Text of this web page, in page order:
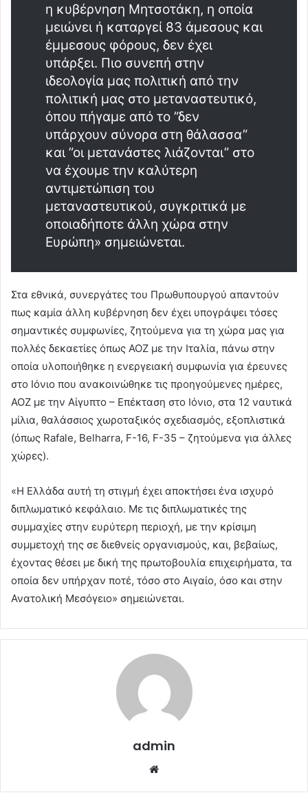
η κυβέρνηση Μητσοτάκη, η οποία
μειώνει ή καταργεί 83 άμεσους και
έμμεσους φόρους, δεν έχει
υπάρξει. Πιο συνεπή στην
ιδεολογία μας πολιτική από την
πολιτική μας στο μεταναστευτικό,
όπου πήγαμε από το ”δεν
υπάρχουν σύνορα στη θάλασσα”
και ”οι μετανάστες λιάζονται” στο
να έχουμε την καλύτερη
αντιμετώπιση του
μεταναστευτικού, συγκριτικά με
οποιαδήποτε άλλη χώρα στην
Ευρώπη» σημειώνεται.
Στα εθνικά, συνεργάτες του Πρωθυπουργού απαντούν
πως καμία άλλη κυβέρνηση δεν έχει υπογράψει τόσες
σημαντικές συμφωνίες, ζητούμενα για τη χώρα μας για
πολλές δεκαετίες όπως ΑΟΖ με την Ιταλία, πάνω στην
οποία υλοποιήθηκε η ενεργειακή συμφωνία για έρευνες
στο Ιόνιο που ανακοινώθηκε τις προηγούμενες ημέρες,
ΑΟΖ με την Αίγυπτο – Επέκταση στο Ιόνιο, στα 12 ναυτικά
μίλια, θαλάσσιος χωροταξικός σχεδιασμός, εξοπλιστικά
(όπως Rafale, Belharra, F-16, F-35 – ζητούμενα για άλλες
χώρες).
«Η Ελλάδα αυτή τη στιγμή έχει αποκτήσει ένα ισχυρό
διπλωματικό κεφάλαιο. Με τις διπλωματικές της
συμμαχίες στην ευρύτερη περιοχή, με την κρίσιμη
συμμετοχή της σε διεθνείς οργανισμούς, και, βεβαίως,
έχοντας θέσει με δική της πρωτοβουλία επιχειρήματα, τα
οποία δεν υπήρχαν ποτέ, τόσο στο Αιγαίο, όσο και στην
Ανατολική Μεσόγειο» σημειώνεται.
admin